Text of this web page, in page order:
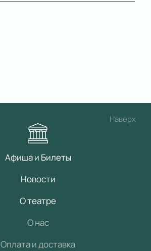
Наверх
Афиша и Билеты
Новости
О театре
О нас
Оплата и доставка